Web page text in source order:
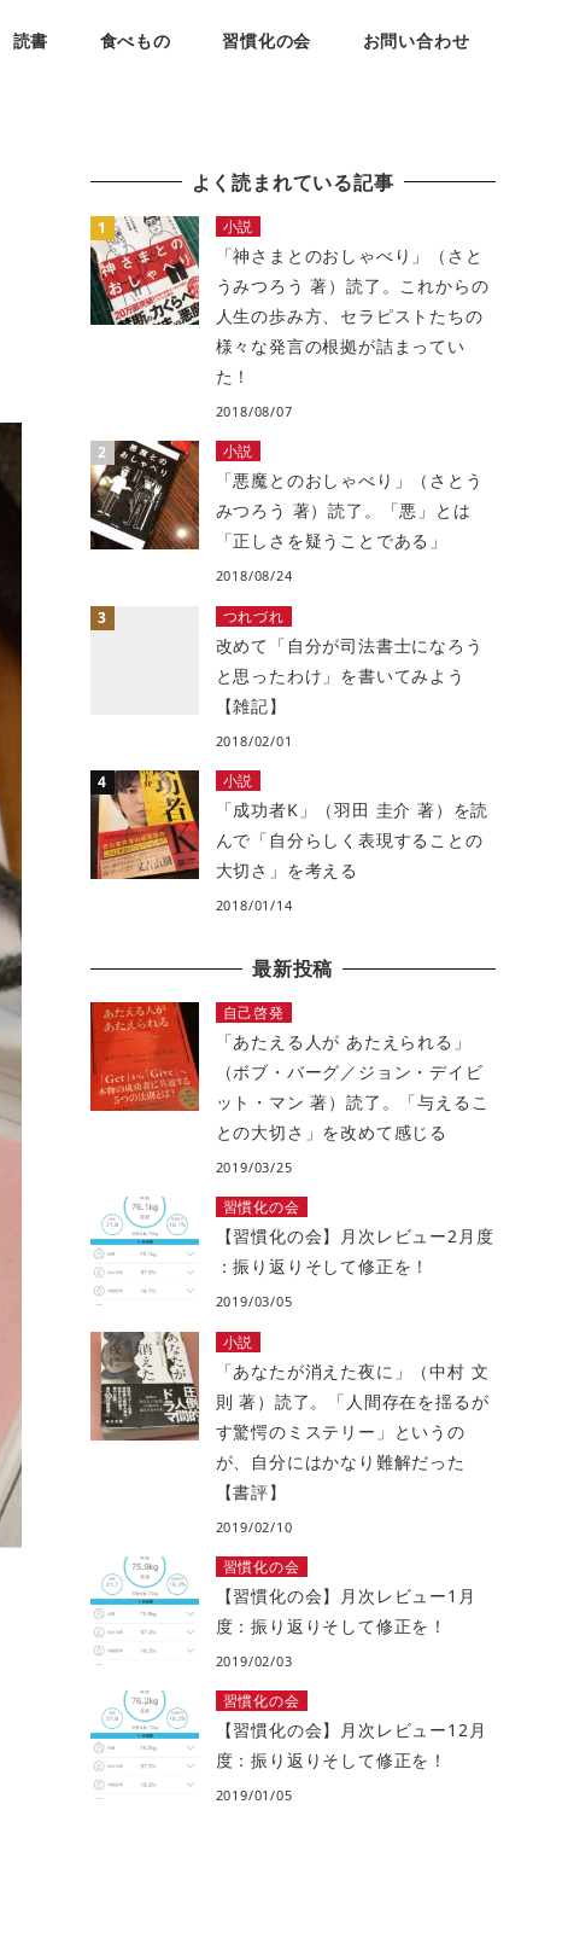
読書 食べもの 習慣化の会 お問い合わせ
よく読まれている記事
小説
「神さまとのおしゃべり」（さと
うみつろう 著）読了。これからの
人生の歩み方、セラピストたちの
様々な発言の根拠が詰まってい
た！
2018/08/07
小説
「悪魔とのおしゃべり」（さとう
みつろう 著）読了。「悪」とは
「正しさを疑うことである」
2018/08/24
つれづれ
改めて「自分が司法書士になろう
と思ったわけ」を書いてみよう
【雑記】
2018/02/01
小説
「成功者K」（羽田 圭介 著）を読
んで「自分らしく表現することの
大切さ」を考える
2018/01/14
最新投稿
自己啓発
「あたえる人が あたえられる」
（ボブ・バーグ／ジョン・デイビ
ット・マン 著）読了。「与えるこ
との大切さ」を改めて感じる
2019/03/25
習慣化の会
【習慣化の会】月次レビュー2月度
：振り返りそして修正を！
2019/03/05
小説
「あなたが消えた夜に」（中村 文
則 著）読了。「人間存在を揺るが
す驚愕のミステリー」というの
が、自分にはかなり難解だった
【書評】
2019/02/10
習慣化の会
【習慣化の会】月次レビュー1月
度：振り返りそして修正を！
2019/02/03
習慣化の会
【習慣化の会】月次レビュー12月
度：振り返りそして修正を！
2019/01/05